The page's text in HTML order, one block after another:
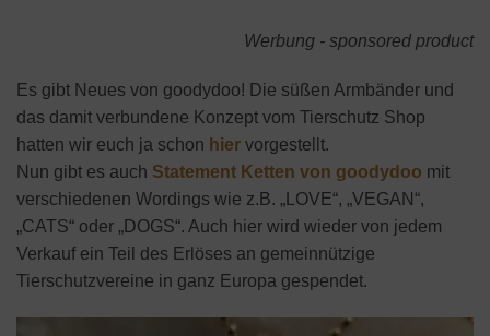
Werbung - sponsored product
Es gibt Neues von goodydoo! Die süßen Armbänder und
das damit verbundene Konzept vom Tierschutz Shop
hatten wir euch ja schon hier vorgestellt.
Nun gibt es auch Statement Ketten von goodydoo mit
verschiedenen Wordings wie z.B. „LOVE“, „VEGAN“,
„CATS“ oder „DOGS“. Auch hier wird wieder von jedem
Verkauf ein Teil des Erlöses an gemeinnützige
Tierschutzvereine in ganz Europa gespendet.